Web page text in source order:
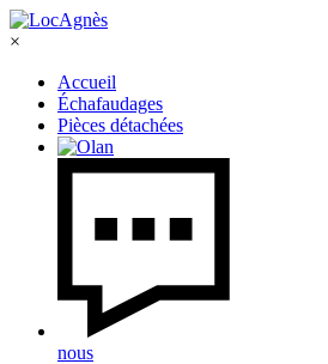
×
Accueil
Échafaudages
Pièces détachées
nous